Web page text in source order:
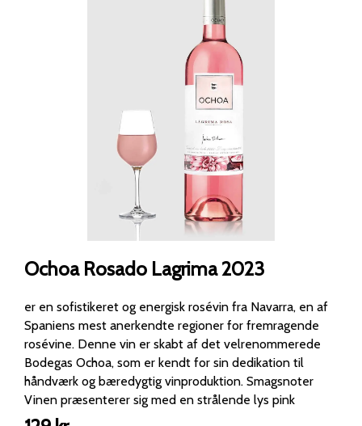
Ochoa Rosado Lagrima 2023
er en sofistikeret og energisk rosévin fra Navarra, en af
Spaniens mest anerkendte regioner for fremragende
rosévine. Denne vin er skabt af det velrenommerede
Bodegas Ochoa, som er kendt for sin dedikation til
håndværk og bæredygtig vinproduktion. Smagsnoter
Vinen præsenterer sig med en strålende lys pink
nuance med subtile kobbertoner. Duften er aromatisk